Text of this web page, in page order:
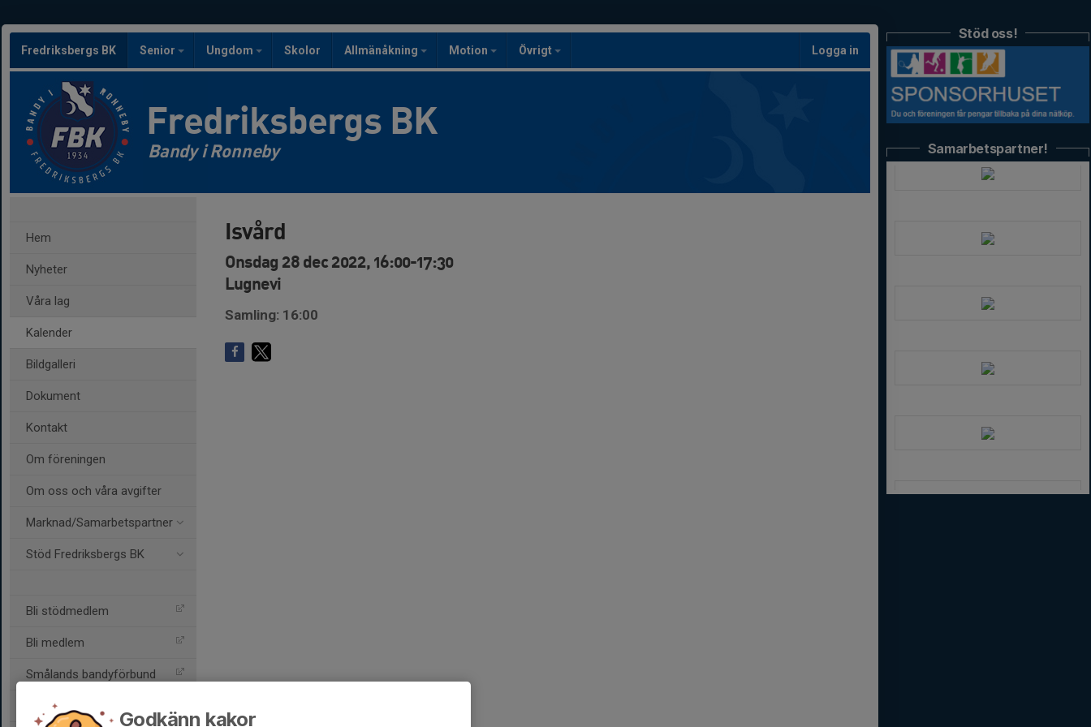
Fredriksbergs BK Senior Ungdom Skolor Allmänåkning Motion Övrigt Logga in
Fredriksbergs BK
Bandy i Ronneby
Hem
Nyheter
Våra lag
Kalender
Bildgalleri
Dokument
Kontakt
Om föreningen
Om oss och våra avgifter
Marknad/Samarbetspartner
Stöd Fredriksbergs BK
Bli stödmedlem
Bli medlem
Smålands bandyförbund
Svenska bandyförbundet
Isvård
Onsdag 28 dec 2022, 16:00-17:30
Lugnevi
Samling: 16:00
Stöd oss!
Samarbetspartner!
Godkänn kakor